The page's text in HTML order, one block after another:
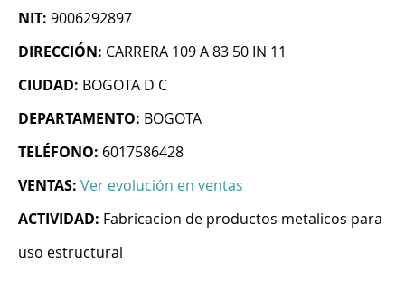
NIT: 9006292897
DIRECCIÓN: CARRERA 109 A 83 50 IN 11
CIUDAD: BOGOTA D C
DEPARTAMENTO: BOGOTA
TELÉFONO: 6017586428
VENTAS: Ver evolución en ventas
ACTIVIDAD: Fabricacion de productos metalicos para
uso estructural